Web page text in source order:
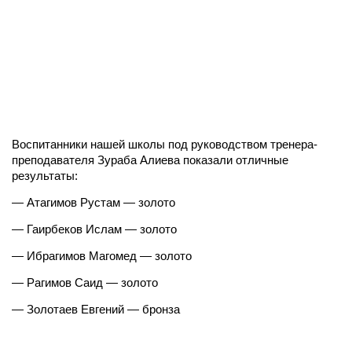
Воспитанники нашей школы под руководством тренера-
преподавателя Зураба Алиева показали отличные
результаты:
— Атагимов Рустам — золото
— Гаирбеков Ислам — золото
— Ибрагимов Магомед — золото
— Рагимов Саид — золото
— Золотаев Евгений — бронза